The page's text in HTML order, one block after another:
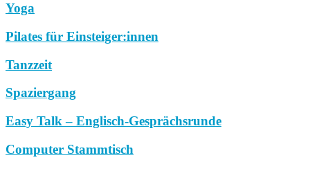
Yoga
Pilates für Einsteiger:innen
Tanzzeit
Spaziergang
Easy Talk – Englisch-Gesprächsrunde
Computer Stammtisch